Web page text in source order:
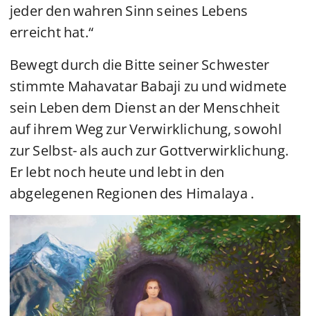
jeder den wahren Sinn seines Lebens
erreicht hat.“
Bewegt durch die Bitte seiner Schwester
stimmte Mahavatar Babaji zu und widmete
sein Leben dem Dienst an der Menschheit
auf ihrem Weg zur Verwirklichung, sowohl
zur Selbst- als auch zur Gottverwirklichung.
Er lebt noch heute und lebt in den
abgelegenen Regionen des Himalaya .